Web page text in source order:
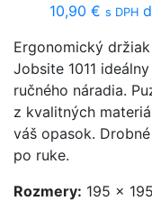
10,90 € s DPH
Ergonomický
Jobsite 1011
ručného náradia.
z kvalitných
váš opasok.
po ruke.
Rozmery: 195 x